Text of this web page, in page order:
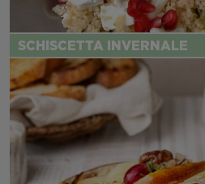
SCHISCETTA INVERNALE